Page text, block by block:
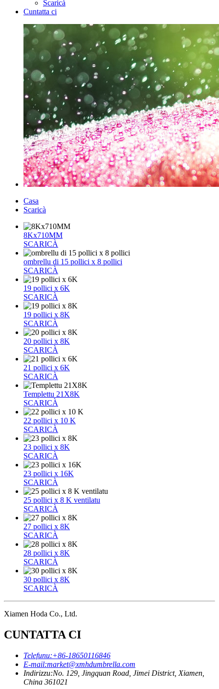
Scaricà
Cuntatta ci
Casa
Scaricà
8Kx710MM
SCARICÀ
ombrellu di 15 pollici x 8 pollici
SCARICÀ
19 pollici x 6K
SCARICÀ
19 pollici x 8K
SCARICÀ
20 pollici x 8K
SCARICÀ
21 pollici x 6K
SCARICÀ
Templettu 21X8K
SCARICÀ
22 pollici x 10 K
SCARICÀ
23 pollici x 8K
SCARICÀ
23 pollici x 16K
SCARICÀ
25 pollici x 8 K ventilatu
SCARICÀ
27 pollici x 8K
SCARICÀ
28 pollici x 8K
SCARICÀ
30 pollici x 8K
SCARICÀ
Xiamen Hoda Co., Ltd.
CUNTATTA CI
Telefunu:+86-18650116846
E-mail:market@xmhdumbrella.com
Indirizzu:No. 129, Jingquan Road, Jimei District, Xiamen,
China 361021